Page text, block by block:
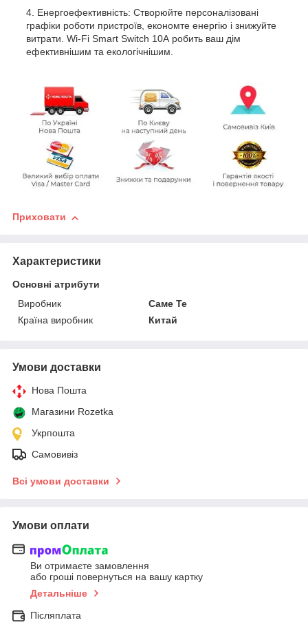
Енергоефективність: Створюйте персоналізовані
графіки роботи пристроїв, економте енергію і знижуйте
витрати. Wi-Fi Smart Switch 10А робить ваш дім
ефективнішим та екологічнішим.
Приховати
Характеристики
Основні атрибути
Виробник
Саме Те
Країна виробник
Китай
Умови доставки
Нова Пошта
Магазини Rozetka
Укрпошта
Самовивіз
Всі умови доставки
Умови оплати
Ви отримаєте замовлення
або гроші повернуться на вашу картку
Детальніше
Післяплата